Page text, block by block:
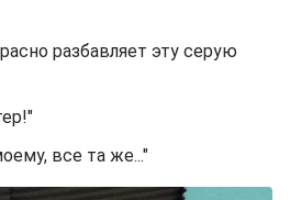
разбавляет эту серую
все та же..."